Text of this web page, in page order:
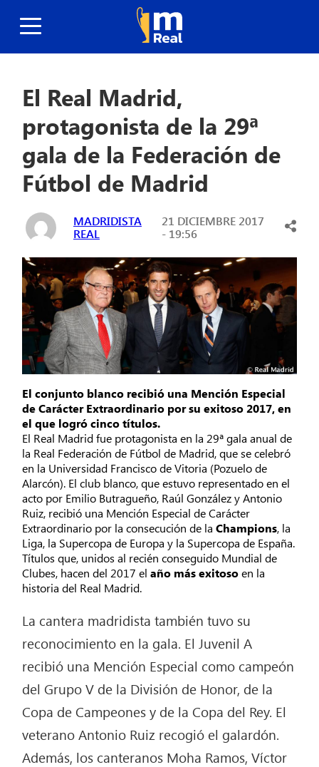
El Real Madrid,
protagonista de la 29ª
gala de la Federación de
Fútbol de Madrid
MADRIDISTA
REAL
21 DICIEMBRE 2017
- 19:56
El conjunto blanco recibió una Mención Especial
de Carácter Extraordinario por su exitoso 2017, en
el que logró cinco títulos.
El Real Madrid fue protagonista en la 29ª gala anual de
la Real Federación de Fútbol de Madrid, que se celebró
en la Universidad Francisco de Vitoria (Pozuelo de
Alarcón). El club blanco, que estuvo representado en el
acto por Emilio Butragueño, Raúl González y Antonio
Ruiz, recibió una Mención Especial de Carácter
Extraordinario por la consecución de laChampions, la
Liga, la Supercopa de Europa y la Supercopa de España.
Títulos que, unidos al recién conseguido Mundial de
Clubes, hacen del 2017 elaño más exitosoen la
historia del Real Madrid.
La cantera madridista también tuvo su
reconocimiento en la gala. El Juvenil A
recibió una Mención Especial como campeón
del Grupo V de la División de Honor, de la
Copa de Campeones y de la Copa del Rey. El
veterano Antonio Ruiz recogió el galardón.
Además, los canteranos Moha Ramos, Víctor